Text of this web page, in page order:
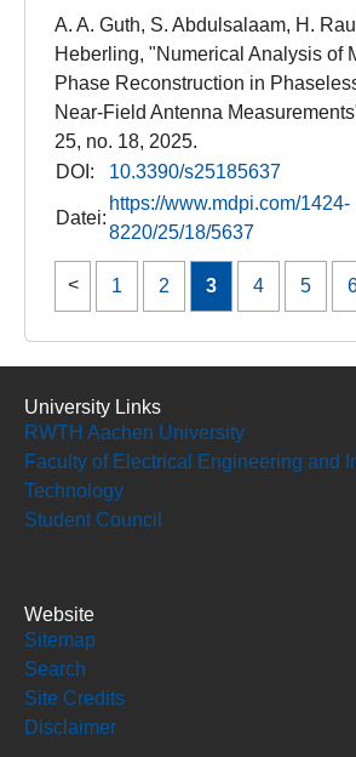
A. A. Guth, S. Abdulsalaam, H.
Heberling, "Numerical Analysis of
Phase Reconstruction in
Near-Field Antenna
25, no. 18, 2025.
DOI:
10.3390/s25185637
Datei:
https://www.mdpi.com/1424-
8220/25/18/5637
1 2 3 4 5
University Links
RWTH Aachen University
Faculty of Electrical Engineering and
Technology
Student Council
Website
Sitemap
Search
Site Credits
Disclaimer